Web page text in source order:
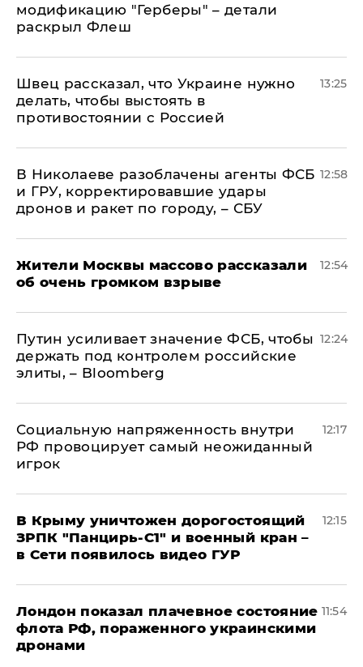
модификацию "Герберы" – детали
раскрыл Флеш
Швец рассказал, что Украине нужно
делать, чтобы выстоять в
противостоянии с Россией
13:25
В Николаеве разоблачены агенты ФСБ
и ГРУ, корректировавшие удары
дронов и ракет по городу, – СБУ
12:58
Жители Москвы массово рассказали
об очень громком взрыве
12:54
Путин усиливает значение ФСБ, чтобы
держать под контролем российские
элиты, – Bloomberg
12:24
Социальную напряженность внутри
РФ провоцирует самый неожиданный
игрок
12:17
В Крыму уничтожен дорогостоящий
ЗРПК "Панцирь-С1" и военный кран –
в Сети появилось видео ГУР
12:15
Лондон показал плачевное состояние
флота РФ, пораженного украинскими
дронами
11:54